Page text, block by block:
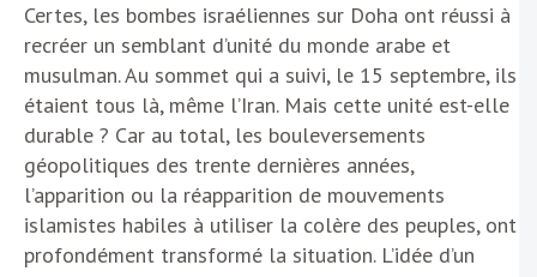
Certes, les bombes israéliennes sur Doha ont réussi à
recréer un semblant d’unité du monde arabe et
musulman. Au sommet qui a suivi, le 15 septembre, ils
étaient tous là, même l’Iran. Mais cette unité est-elle
durable ? Car au total, les bouleversements
géopolitiques des trente dernières années,
l’apparition ou la réapparition de mouvements
islamistes habiles à utiliser la colère des peuples, ont
profondément transformé la situation. L’idée d’un